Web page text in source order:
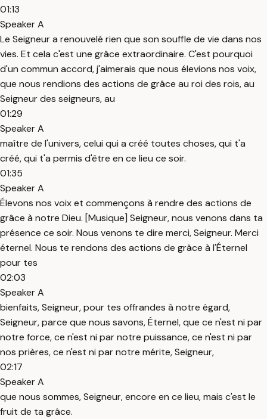
01:13
Speaker A
Le Seigneur a renouvelé rien que son souffle de vie dans nos
vies. Et cela c'est une grâce extraordinaire. C'est pourquoi
d'un commun accord, j'aimerais que nous élevions nos voix,
que nous rendions des actions de grâce au roi des rois, au
Seigneur des seigneurs, au
01:29
Speaker A
maître de l'univers, celui qui a créé toutes choses, qui t'a
créé, qui t'a permis d'être en ce lieu ce soir.
01:35
Speaker A
Élevons nos voix et commençons à rendre des actions de
grâce à notre Dieu. [Musique] Seigneur, nous venons dans ta
présence ce soir. Nous venons te dire merci, Seigneur. Merci
éternel. Nous te rendons des actions de grâce à l'Éternel
pour tes
02:03
Speaker A
bienfaits, Seigneur, pour tes offrandes à notre égard,
Seigneur, parce que nous savons, Éternel, que ce n'est ni par
notre force, ce n'est ni par notre puissance, ce n'est ni par
nos prières, ce n'est ni par notre mérite, Seigneur,
02:17
Speaker A
que nous sommes, Seigneur, encore en ce lieu, mais c'est le
fruit de ta grâce.